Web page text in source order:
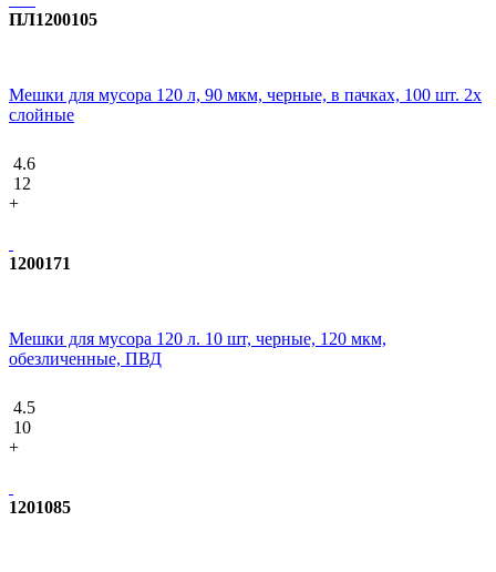
ПЛ1200105
Мешки для мусора 120 л, 90 мкм, черные, в пачках, 100 шт. 2х
слойные
4.6
12
+
1200171
Мешки для мусора 120 л. 10 шт, черные, 120 мкм,
обезличенные, ПВД
4.5
10
+
1201085